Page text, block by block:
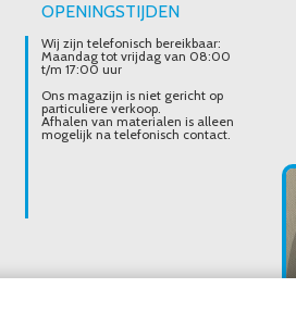
OPENINGSTIJDEN
Wij zijn telefonisch bereikbaar:
Maandag tot vrijdag van 08:00
t/m 17:00 uur
Ons magazijn is niet gericht op
particuliere verkoop.
Afhalen van materialen is alleen
mogelijk na telefonisch contact.